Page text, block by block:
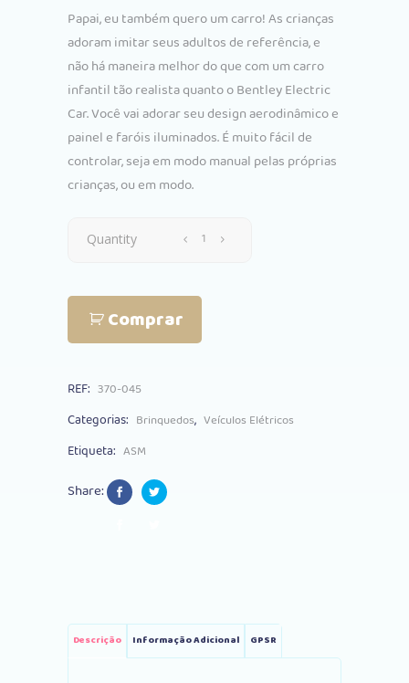
original
era:
€212.00.
atual
é:
€167.00.
Papai, eu também quero um carro! As crianças
adoram imitar seus adultos de referência, e
não há maneira melhor do que com um carro
infantil tão realista quanto o Bentley Electric
Car. Você vai adorar seu design aerodinâmico e
painel e faróis iluminados. É muito fácil de
controlar, seja em modo manual pelas próprias
crianças, ou em modo.
Carro
Bentley
12V
quantity
Quantity
Comprar
REF: 370-045
Categorias: Brinquedos, Veículos Elétricos
Etiqueta: ASM
Share:
Descrição Informação Adicional GPSR